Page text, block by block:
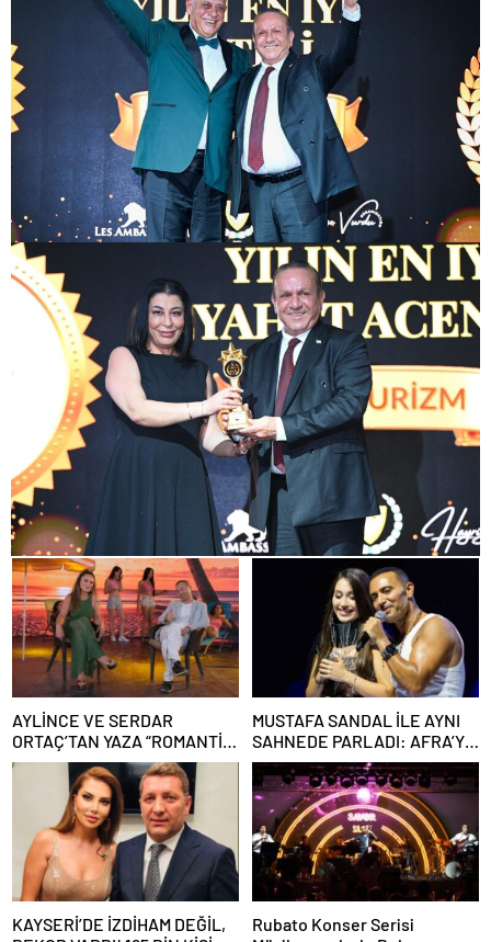
AYLİNCE VE SERDAR
ORTAÇ’TAN YAZA “ROMANTİK
AŞK” BOMBASI!
MUSTAFA SANDAL İLE AYNI
SAHNEDE PARLADI: AFRA’YA
HARBİYE’DE BÜYÜK ALKIŞ
KAYSERİ’DE İZDİHAM DEĞİL,
Rubato Konser Serisi